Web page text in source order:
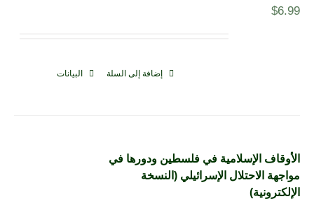
$6.99
إضافة إلى السلة البيانات
الأوقاف الإسلامية في فلسطين ودورها في
مواجهة الاحتلال الإسرائيلي (النسخة
الإلكترونية)